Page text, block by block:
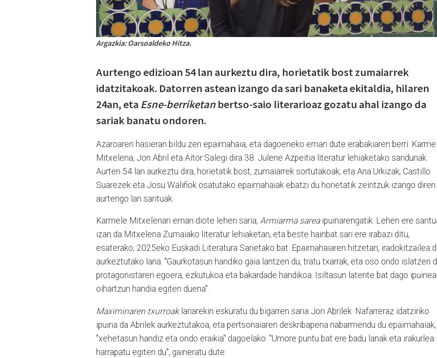
Argazkia: Oarsoaldeko Hitza.
Aurtengo edizioan 54 lan aurkeztu dira, horietatik bost zumaiarrek
idatzitakoak. Datorren astean izango da sari banaketa ekitaldia, hilaren
24an, eta Esne-berriketan bertso-saio literarioaz gozatu ahal izango da
sariak banatu ondoren.
Azaroaren hasieran bildu zen epaimahaia, eta dagoeneko eman dute erabakiaren berri:
Mitxelena, Jon Abril eta Aitor Salegi dira 38. Julene Azpeitia literatur lehiaketako saridunak.
Aurten 54 lan aurkeztu dira, horietatik bost, zumaiarrek sortutakoak, eta Ana Urkizak, Castillo
Suarezek eta Josu Waliñok osatutako epaimahaiak ebatzi du horietatik zeintzuk izango diren
aurtengo lan sarituak.
Karmele Mitxelenari eman diote lehen saria, Armiarma sareaipuinarengatik. Lehen ere
izan da Mitxelena Zumaiako literatur lehiaketan, eta beste hainbat sari ere irabazi ditu,
esaterako, 2025eko Euskadi Literatura Sarietako bat. Epaimahaiaren hitzetan, iradokitzailea
aurkeztutako lana: "Gaurkotasun handiko gaia lantzen du, tratu txarrak, eta oso ondo islatzen
protagonistaren egoera, ezkutukoa eta bakardade handikoa. Isiltasun latente bat dago
oihartzun handia egiten duena".
Maximinaren txurroaklanarekin eskuratu du bigarren saria Jon Abrilek. Nafarreraz idatziriko
ipuina da Abrilek aurkeztutakoa, eta pertsonaiaren deskribapena nabarmendu du epaimahaiak,
"xehetasun handiz eta ondo eraikia" dagoelako. "Umore puntu bat ere badu lanak eta irakurlea
harrapatu egiten du", gaineratu dute.